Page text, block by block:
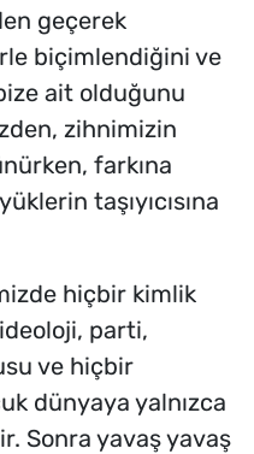
geçerek
biçimlendiğini ve
ait olduğunu
zihnimizin
farkına
taşıyıcısına
hiçbir kimlik
parti,
ve hiçbir
dünyaya yalnızca
Sonra yavaş yavaş